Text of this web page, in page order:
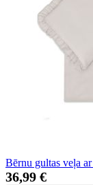
Bērnu gultas veļa
36,99 €